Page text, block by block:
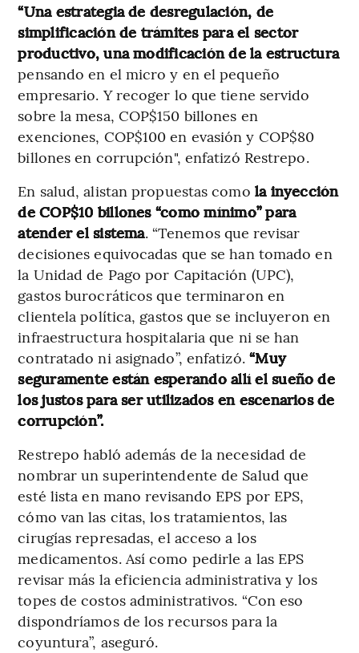
“Una estrategia de desregulación, de
simplificación de trámites para el sector
productivo, una modificación de la estructura
pensando en el micro y en el pequeño
empresario. Y recoger lo que tiene servido
sobre la mesa, COP$150 billones en
exenciones, COP$100 en evasión y COP$80
billones en corrupción", enfatizó Restrepo.
En salud, alistan propuestas como la inyección
de COP$10 billones “como mínimo” para
atender el sistema. “Tenemos que revisar
decisiones equivocadas que se han tomado en
la Unidad de Pago por Capitación (UPC),
gastos burocráticos que terminaron en
clientela política, gastos que se incluyeron en
infraestructura hospitalaria que ni se han
contratado ni asignado”, enfatizó.“Muy
seguramente están esperando allí el sueño de
los justos para ser utilizados en escenarios de
corrupción”.
Restrepo habló además de la necesidad de
nombrar un superintendente de Salud que
esté lista en mano revisando EPS por EPS,
cómo van las citas, los tratamientos, las
cirugías represadas, el acceso a los
medicamentos. Así como pedirle a las EPS
revisar más la eficiencia administrativa y los
topes de costos administrativos. “Con eso
dispondríamos de los recursos para la
coyuntura”, aseguró.